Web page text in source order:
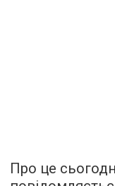
Про це